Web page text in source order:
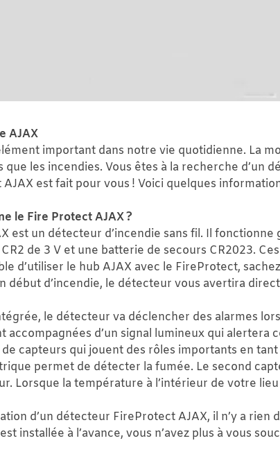
AJAX
important dans notre vie quotidienne. La
que les incendies. Vous êtes à la recherche d’un
est fait pour vous ! Voici quelques
le Fire Protect AJAX ?
est un détecteur d’incendie sans fil. Il
de 3 V et une batterie de secours CR2023.
d’utiliser le hub AJAX avec le FireProtect,
début d’incendie, le détecteur vous avertira
le détecteur va déclencher des alarmes
accompagnées d’un signal lumineux qui
de capteurs qui jouent des rôles importants en
permet de détecter la fumée. Le second
Lorsque la température à l’intérieur de votre
d’un détecteur FireProtect AJAX, il n’y a
installée à l’avance, vous n’avez plus à vous